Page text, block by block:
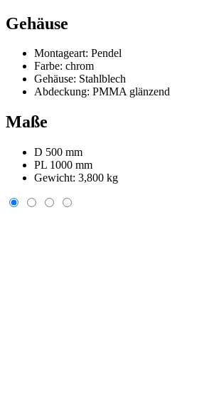
Gehäuse
Montageart: Pendel
Farbe: chrom
Gehäuse: Stahlblech
Abdeckung: PMMA glänzend
Maße
D 500 mm
PL 1000 mm
Gewicht: 3,800 kg